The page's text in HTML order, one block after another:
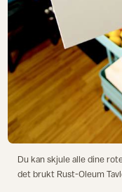
Du kan skjule alle dine
det brukt Rust-Oleum